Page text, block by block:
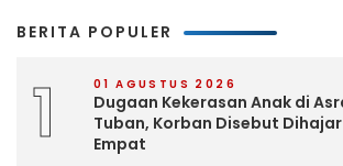
BERITA POPULER
1 01 AGUSTUS 2026
Dugaan Kekerasan Anak di
Tuban, Korban Disebut
Empat